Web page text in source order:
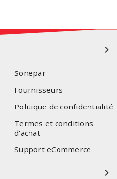
Sonepar
Fournisseurs
Politique de confidentialité
Termes et conditions
d'achat
Support eCommerce